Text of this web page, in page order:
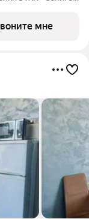
трех великих
мне